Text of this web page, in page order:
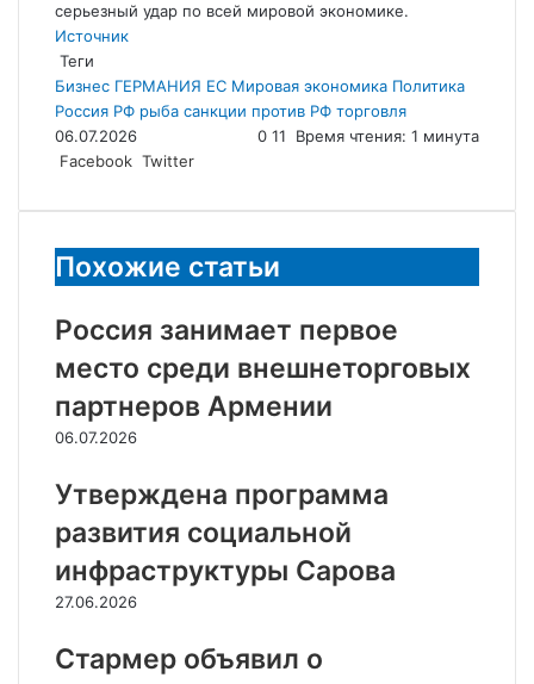
серьезный удар по всей мировой экономике.
Источник
Теги
Бизнес ГЕРМАНИЯ ЕС Мировая экономика Политика
Россия РФ рыба санкции против РФ торговля
06.07.2026
0 11
Время чтения: 1 минута
Facebook Twitter
электронную
Похожие статьи
Россия занимает первое
место среди внешнеторговых
партнеров Армении
06.07.2026
Утверждена программа
развития социальной
инфраструктуры Сарова
27.06.2026
Стармер объявил о